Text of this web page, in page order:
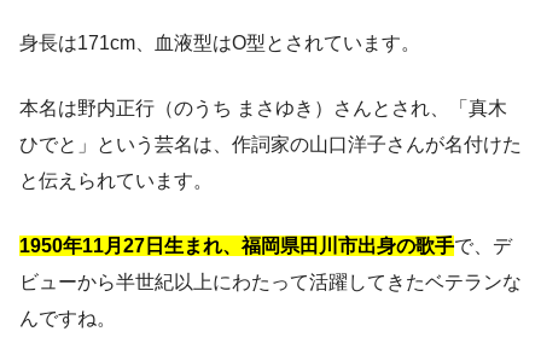
身長は171cm、血液型はO型とされています。
本名は野内正行（のうち まさゆき）さんとされ、「真木
ひでと」という芸名は、作詞家の山口洋子さんが名付けた
と伝えられています。
1950年11月27日生まれ、福岡県田川市出身の歌手で、デ
ビューから半世紀以上にわたって活躍してきたベテランな
んですね。